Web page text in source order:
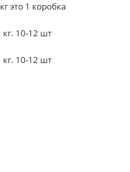
это 1 коробка
10-12 шт
10-12 шт